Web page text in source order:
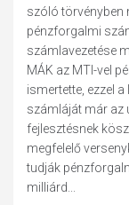
szóló törvényben
pénzforgalmi
számlavezetése
MÁK az MTI-vel
ismertette, ezzel
számláját már az
fejlesztésnek
megfelelő
tudják
milliárd...